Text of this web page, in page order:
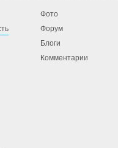
Фото
Форум
Блоги
Комментарии